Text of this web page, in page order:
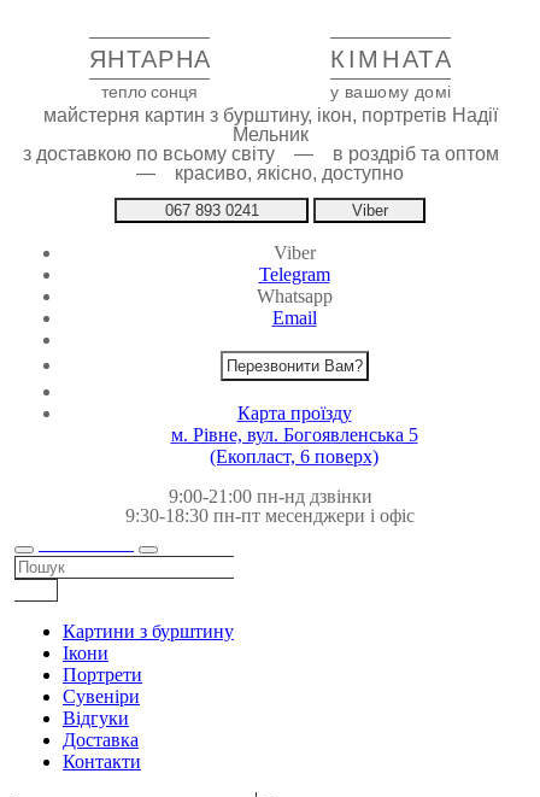
ЯНТАРНА КІМНАТА
тепло сонця у вашому домі
майстерня картин з бурштину, ікон, портретів Надії
Мельник
з доставкою по всьому світу — в роздріб та оптом
— красиво, якісно, доступно
067 893 0241 Viber
Viber
Telegram
Whatsapp
Email
Перезвонити Вам?
Карта проїзду
м. Рівне, вул. Богоявленська 5
(Екопласт, 6 поверх)
9:00-21:00 пн-нд дзвінки
9:30-18:30 пн-пт месенджери і офіс
Картини з бурштину
Ікони
Портрети
Сувеніри
Відгуки
Доставка
Контакти